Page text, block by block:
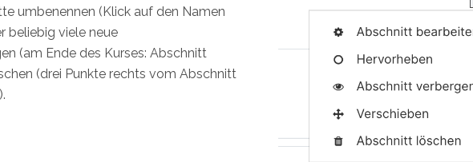
umbenennen (Klick auf den Namen
beliebig viele neue
(am Ende des Kurses: Abschnitt
(drei Punkte rechts vom Abschnitt